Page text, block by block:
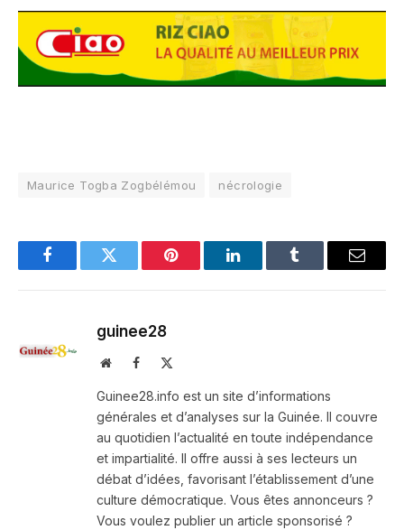
Maurice Togba Zogbélémou nécrologie
FacebookTwitter Pinterest LinkedInTumblr Email
guinee28
WebsiteFacebook
Guinee28.info est un site d’informations
générales et d’analyses sur la Guinée. Il couvre
au quotidien l’actualité en toute indépendance
et impartialité. Il offre aussi à ses lecteurs un
débat d’idées, favorisant l’établissement d’une
culture démocratique. Vous êtes annonceurs ?
Vous voulez publier un article sponsorisé ?